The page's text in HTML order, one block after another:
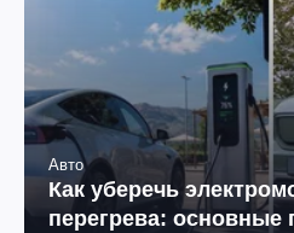
Авто
Как уберечь
перегрева: основные